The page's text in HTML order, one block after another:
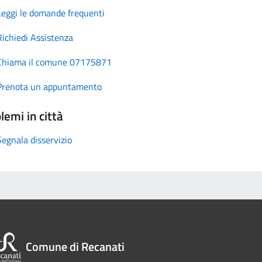
le domande frequenti
Assistenza
il comune 07175871
un appuntamento
in città
disservizio
Comune di Recanati